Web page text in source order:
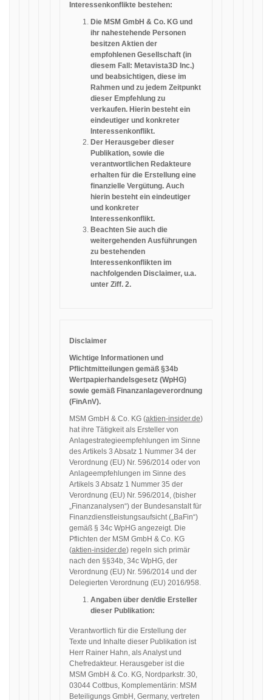
Interessenkonflikte bestehen:
Die MSM GmbH & Co. KG und
ihr nahestehende Personen
besitzen Aktien der
empfohlenen Gesellschaft (in
diesem Fall: Metavista3D Inc.)
und beabsichtigen, diese im
Rahmen und zu jedem Zeitpunkt
dieser Empfehlung zu
verkaufen. Hierin besteht ein
eindeutiger und konkreter
Interessenkonflikt.
Der Herausgeber dieser
Publikation, sowie die
verantwortlichen Redakteure
erhalten für die Erstellung eine
finanzielle Vergütung. Auch
hierin besteht ein eindeutiger
und konkreter
Interessenkonflikt.
Beachten Sie auch die
weitergehenden Ausführungen
zu bestehenden
Interessenkonflikten im
nachfolgenden Disclaimer, u.a.
unter Ziff. 2.
Disclaimer
Wichtige Informationen und
Pflichtmitteilungen gemäß §34b
Wertpapierhandelsgesetz (WpHG)
sowie gemäß Finanzanlageverordnung
(FinAnV).
MSM GmbH & Co. KG (aktien-insider.de)
hat ihre Tätigkeit als Ersteller von
Anlagestrategieempfehlungen im Sinne
des Artikels 3 Absatz 1 Nummer 34 der
Verordnung (EU) Nr. 596/2014 oder von
Anlageempfehlungen im Sinne des
Artikels 3 Absatz 1 Nummer 35 der
Verordnung (EU) Nr. 596/2014, (bisher
„Finanzanalysen“) der Bundesanstalt für
Finanzdienstleistungsaufsicht („BaFin“)
gemäß § 34c WpHG angezeigt. Die
Pflichten der MSM GmbH & Co. KG
(aktien-insider.de) regeln sich primär
nach den §§34b, 34c WpHG, der
Verordnung (EU) Nr. 596/2014 und der
Delegierten Verordnung (EU) 2016/958.
Angaben über den/die Ersteller
dieser Publikation:
Verantwortlich für die Erstellung der
Texte und Inhalte dieser Publikation ist
Herr Rainer Hahn, als Analyst und
Chefredakteur. Herausgeber ist die
MSM GmbH & Co. KG, Nordparkstr. 30,
03044 Cottbus, Komplementärin: MSM
Beteiligungs GmbH, Germany, vertreten